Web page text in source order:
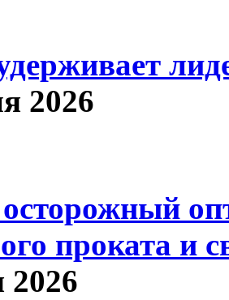
2026
проката и
2026